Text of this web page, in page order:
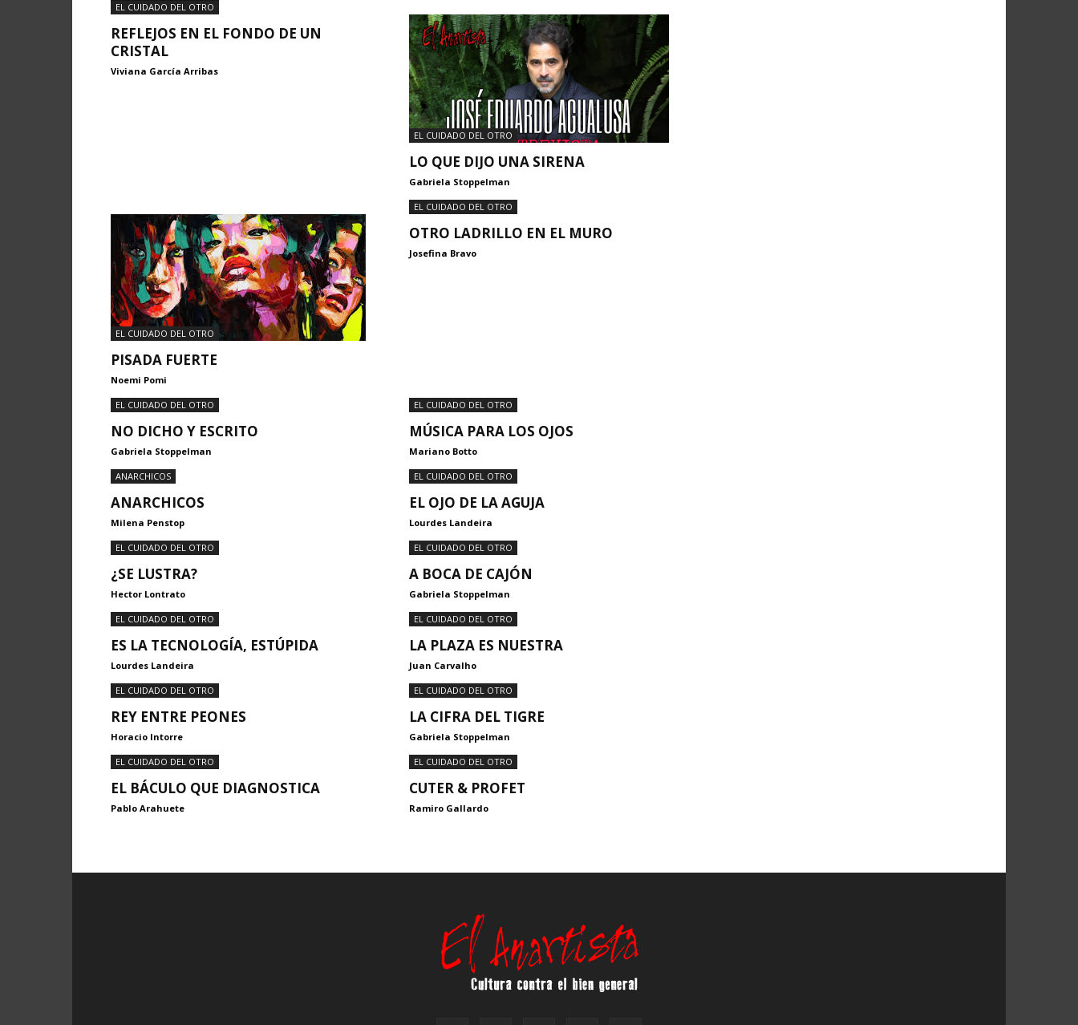
EL CUIDADO DEL OTRO
REFLEJOS EN EL FONDO DE UN
CRISTAL
Viviana García Arribas
EL CUIDADO DEL OTRO
LO QUE DIJO UNA SIRENA
Gabriela Stoppelman
EL CUIDADO DEL OTRO
PISADA FUERTE
Noemi Pomi
EL CUIDADO DEL OTRO
OTRO LADRILLO EN EL MURO
Josefina Bravo
EL CUIDADO DEL OTRO
NO DICHO Y ESCRITO
Gabriela Stoppelman
EL CUIDADO DEL OTRO
MÚSICA PARA LOS OJOS
Mariano Botto
ANARCHICOS
ANARCHICOS
Milena Penstop
EL CUIDADO DEL OTRO
EL OJO DE LA AGUJA
Lourdes Landeira
EL CUIDADO DEL OTRO
¿SE LUSTRA?
Hector Lontrato
EL CUIDADO DEL OTRO
A BOCA DE CAJÓN
Gabriela Stoppelman
EL CUIDADO DEL OTRO
ES LA TECNOLOGÍA, ESTÚPIDA
Lourdes Landeira
EL CUIDADO DEL OTRO
LA PLAZA ES NUESTRA
Juan Carvalho
EL CUIDADO DEL OTRO
REY ENTRE PEONES
Horacio Intorre
EL CUIDADO DEL OTRO
LA CIFRA DEL TIGRE
Gabriela Stoppelman
EL CUIDADO DEL OTRO
EL BÁCULO QUE DIAGNOSTICA
Pablo Arahuete
EL CUIDADO DEL OTRO
CUTER & PROFET
Ramiro Gallardo